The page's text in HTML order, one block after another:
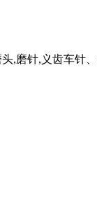
,磨针,义齿车针